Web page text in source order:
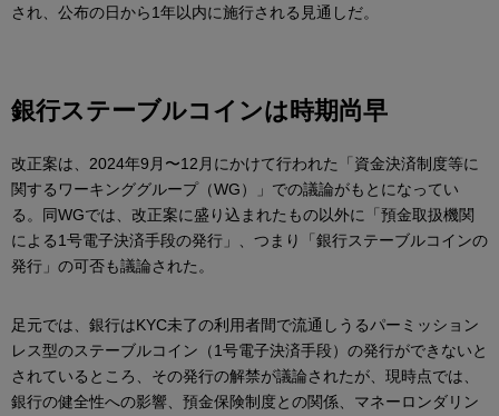
され、公布の日から1年以内に施行される見通しだ。
銀行ステーブルコインは時期尚早
改正案は、2024年9月〜12月にかけて行われた「資金決済制度等に
関するワーキンググループ（WG）」での議論がもとになってい
る。同WGでは、改正案に盛り込まれたもの以外に「預金取扱機関
による1号電子決済手段の発行」、つまり「銀行ステーブルコインの
発行」の可否も議論された。
足元では、銀行はKYC未了の利用者間で流通しうるパーミッション
レス型のステーブルコイン（1号電子決済手段）の発行ができないと
されているところ、その発行の解禁が議論されたが、現時点では、
銀行の健全性への影響、預金保険制度との関係、マネーロンダリン